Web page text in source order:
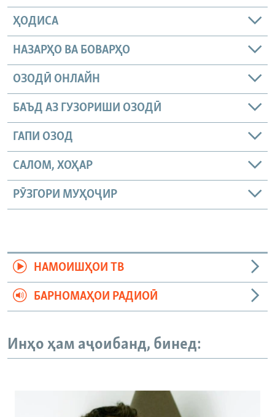
ҲОДИСА
НАЗАРҲО ВА БОВАРҲО
ОЗОДӢ ОНЛАЙН
БАЪД АЗ ГУЗОРИШИ ОЗОДӢ
ГАПИ ОЗОД
САЛОМ, ХОҲАР
РӮЗГОРИ МУҲОҶИР
НАМОИШҲОИ ТВ
БАРНОМАҲОИ РАДИОӢ
Инҳо ҳам аҷоибанд, бинед: